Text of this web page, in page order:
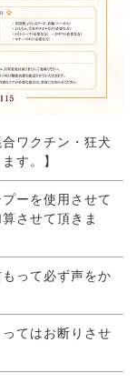
ワクチン・狂犬
す。】
ーを使用させて
させて頂きま
って必ず声をか
てはお断りさせ